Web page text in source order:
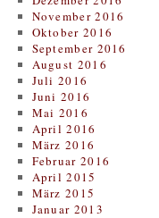
November 2016
Oktober 2016
September 2016
August 2016
Juli 2016
Juni 2016
Mai 2016
April 2016
März 2016
Februar 2016
April 2015
März 2015
Januar 2013